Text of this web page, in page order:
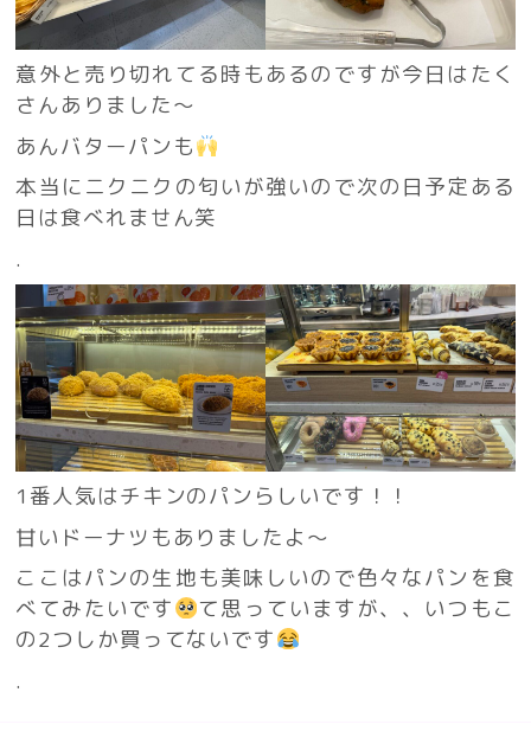
意外と売り切れてる時もあるのですが今日はたく
さんありました～
あんバターパンも
本当にニクニクの匂いが強いので次の日予定ある
日は食べれません笑
.
1番人気はチキンのパンらしいです！！
甘いドーナツもありましたよ～
ここはパンの生地も美味しいので色々なパンを食
べてみたいです
て思っていますが、、いつもこ
の2つしか買ってないです
.